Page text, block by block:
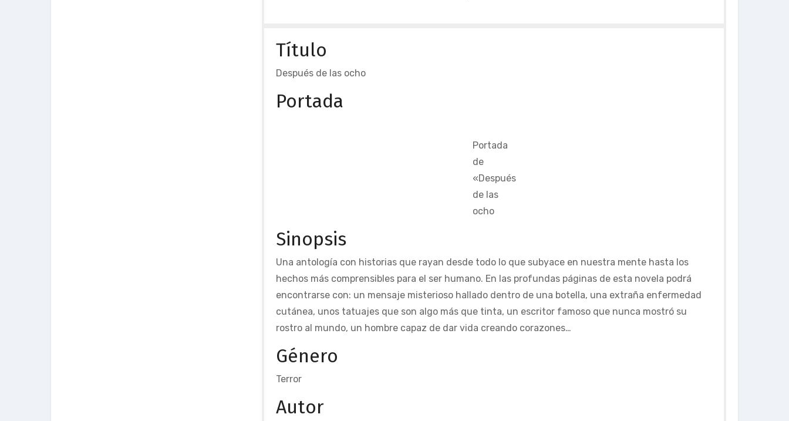
Título
Después de las ocho
Portada
Portada
de
«Después
de las
ocho
Sinopsis
Una antología con historias que rayan desde todo lo que subyace en nuestra mente hasta los
hechos más comprensibles para el ser humano. En las profundas páginas de esta novela podrá
encontrarse con: un mensaje misterioso hallado dentro de una botella, una extraña enfermedad
cutánea, unos tatuajes que son algo más que tinta, un escritor famoso que nunca mostró su
rostro al mundo, un hombre capaz de dar vida creando corazones…
Género
Terror
Autor